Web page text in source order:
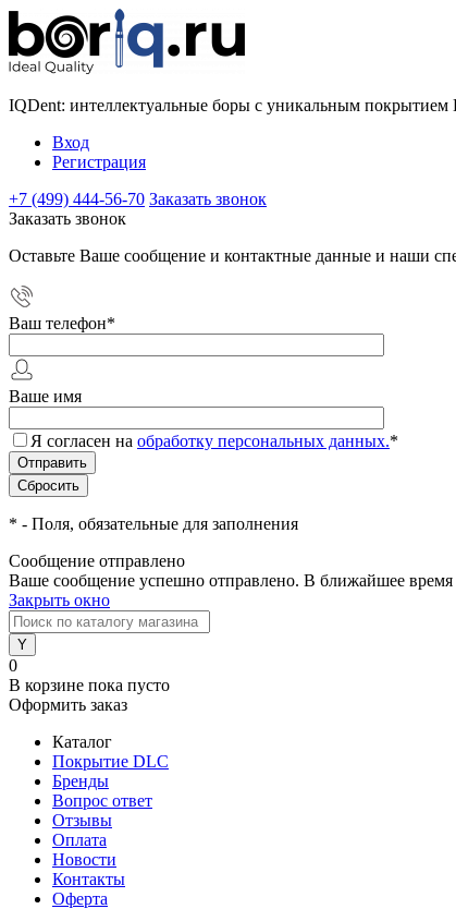
IQDent: интеллектуальные боры с уникальным покрытием
Вход
Регистрация
+7 (499) 444-56-70 Заказать звонок
Заказать звонок
Оставьте Ваше сообщение и контактные данные и наши
Ваш телефон*
Ваше имя
Я согласен на обработку персональных данных.*
* - Поля, обязательные для заполнения
Сообщение отправлено
Ваше сообщение успешно отправлено. В ближайшее
Закрыть окно
0
В корзине пока пусто
Оформить заказ
Каталог
Покрытие DLC
Бренды
Вопрос ответ
Отзывы
Оплата
Новости
Контакты
Оферта